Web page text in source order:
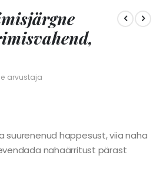
arvustaja
happesust, viia naha
nahaärritust pärast